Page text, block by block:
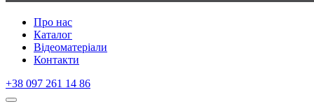
Про нас
Каталог
Відеоматеріали
Контакти
+38 097 261 14 86